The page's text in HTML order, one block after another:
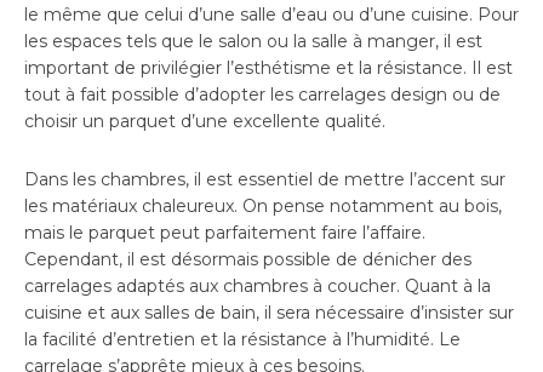
le même que celui d’une salle d’eau ou d’une cuisine. Pour
les espaces tels que le salon ou la salle à manger, il est
important de privilégier l’esthétisme et la résistance. Il est
tout à fait possible d’adopter les carrelages design ou de
choisir un parquet d’une excellente qualité.
Dans les chambres, il est essentiel de mettre l’accent sur
les matériaux chaleureux. On pense notamment au bois,
mais le parquet peut parfaitement faire l’affaire.
Cependant, il est désormais possible de dénicher des
carrelages adaptés aux chambres à coucher. Quant à la
cuisine et aux salles de bain, il sera nécessaire d’insister sur
la facilité d’entretien et la résistance à l’humidité. Le
carrelage s’apprête mieux à ces besoins.